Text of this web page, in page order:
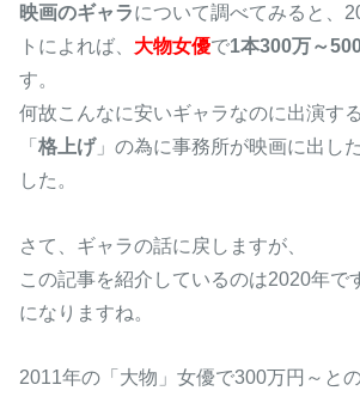
映画のギャラについて調べてみると、
トによれば、 大物女優で1本300万～
す。
何故こんなに安いギャラなのに出演す
「格上げ」の為に事務所が映画に出し
した。
さて、ギャラの話に戻しますが、
この記事を紹介しているのは2020年で
になりますね。
2011年の「大物」女優で300万円～と